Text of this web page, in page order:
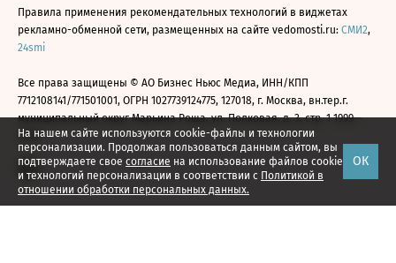
На нашем сайте используются cookie-файлы и технологии
персонализации. Продолжая пользоваться данным сайтом, вы
подтверждаете свое согласие на использование файлов cookie
и технологий персонализации в соответствии с Политикой в
отношении обработки персональных данных.
ОК
Правила применения рекомендательных технологий в виджетах
рекламно-обменной сети, размещенных на сайте vedomosti.ru: СМИ2,
24smi
Все права защищены © АО Бизнес Ньюс Медиа, ИНН/КПП
7712108141/771501001, ОГРН 1027739124775, 127018, г. Москва, вн.тер.г.
муниципальный округ Марьина Роща, ул. Полковая, д. 3, стр. 1 1999—
2026